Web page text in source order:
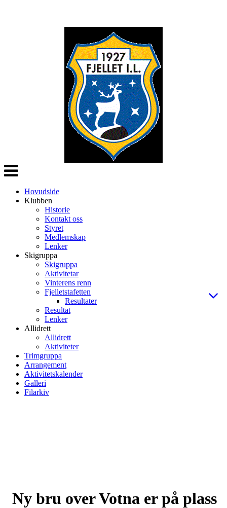
Veksle
navigasjon
Hovudside
Klubben
Historie
Kontakt oss
Styret
Medlemskap
Lenker
Skigruppa
Skigruppa
Aktivitetar
Vinterens renn
Fjelletstafetten
Resultater
Resultat
Lenker
Allidrett
Allidrett
Aktiviteter
Trimgruppa
Arrangement
Aktivitetskalender
Galleri
Filarkiv
Ny bru over Votna er på plass